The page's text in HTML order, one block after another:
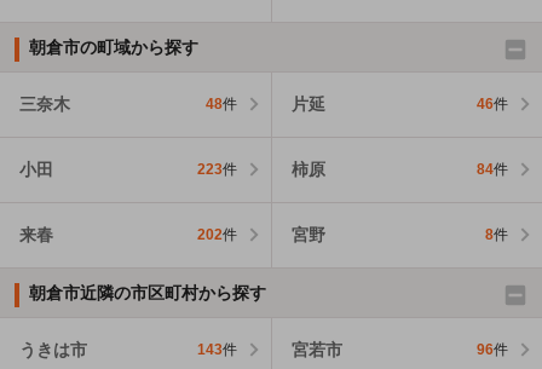
朝倉市の町域から探す
三奈木 48件 片延 46件
小田 223件 柿原 84件
来春 202件 宮野 8件
朝倉市近隣の市区町村から探す
うきは市 143件 宮若市 96件